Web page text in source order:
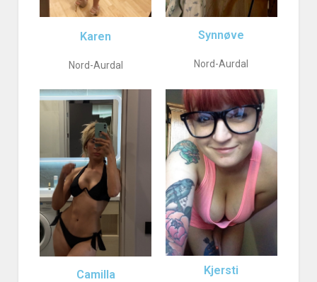
Karen
Nord-Aurdal
Synnøve
Nord-Aurdal
Camilla Kjersti